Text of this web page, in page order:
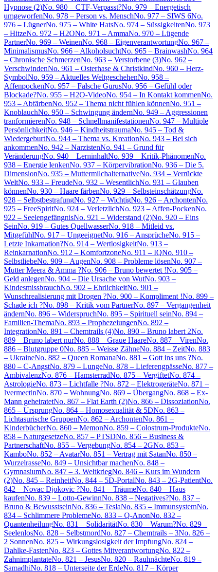
Hypnose (2)No. 980 – CTF-Verpasst?No. 979 – Energetisch
umgeworfenNo. 978 – Person vs. MenschNo. 977 – SIWS 6No.
976 – LügnerNo. 975 – White HatsNo. 974 – SüssigkeitenNo. 973
– HitzeNo. 972 – H2ONo. 971 – AmmaNo. 970 – Lügende
PartnerNo. 969 – WeinenNo. 968 – EigenverantwortungNo. 967 –
MinimalismusNo. 966 – AlkoholsuchtNo. 965 – BrainwashNo. 964
– Chronische SchmerzenNo. 963 – Verstorbene (3)No. 962 –
VerschwindenNo. 961 – Osterhase & ChristkindNo. 960 – Herz-
SymbolNo. 959 – Aktuelles WeltgeschehenNo. 958 –
AffenpockenNo. 957 – Falsche GurusNo. 956 – Gefühl oder
Blockade?No. 955 – H2O-VideoNo. 954 – In Kontakt kommenNo.
953 – AbfärbenNo. 952 – Thema nicht fühlen könnenNo. 951 –
KnoblauchNo. 950 – Schwingung ändernNo. 949 – Aggressionen
tranformierenNo. 948 – SchnellmanifestationenNo. 947 – Multiple
PersönlichkeitNo. 946 – KindheitstraumaNo. 945 – Tod &
WiedergeburtNo. 944 – Thema vs. KreationNo. 943 – Bei sich
ankommenNo. 942 – NarzistenNo. 941 – Grund für
VeränderungNo. 940 – LerninhaltNo. 939 – Kritik-PhänomenNo.
938 – Energie lenkenNo. 937 – KörpervibrationNo. 936 – Die 5.
DimensionNo. 935 – MuttermilchalternativeNo. 934 – Verrückte
WeltNo. 933 – FreudeNo. 932 – WesentlichNo. 931 – Glauben
könnenNo. 930 – Haare färbenNo. 929 – SelbsteinschätzungNo.
928 – SelbstbestrafungNo. 927 – WichtigNo. 926 – ArchontenNo.
925 – FreeSpiritNo. 924 – VerletzlichNo. 923 – Affen-PockenNo.
922 – SeelengefängnisNo. 921 – Widerstand (2)No. 920 – Eins
SeinNo. 919 – Gutes QuellwasserNo. 918 – Mitleid vs.
MitgefühlNo. 917 – UngeeignetNo. 916 – AnsprücheNo. 915 –
Letzte Inkarnation?No. 914 – WertlosigkeitNo. 913 –
ReinkarnationNo. 912 – KomfortzoneNo. 911 – IQNo. 910 –
SelbstliebeNo. 909 – AugenNo. 908 – Probleme lösenNo. 907 –
Mutter Meera & Amma ?No. 906 – Bruno bewertet !No. 905 –
Geld anlegenNo. 904 – Die Ursache von WutNo. 903 –
KindesmissbrauchNo. 902 – EhrlichkeitNo. 901 –
Wunschrealisierung mit Drogen ?No. 900 – Kompliment !No. 899 –
Schade ich ?No. 898 – Kritik vom PartnerNo. 897 – Vergangenheit
ändernNo. 896 – WiderspruchNo. 895 – Spirituell seinNo. 894 –
Familien-ThemaNo. 893 – ProphezeiungenNo. 892 –
IntegrationNo. 891 – Chemtrails (4)No. 890 – Bruno labert 2No.
889 – Bruno labert nurNo. 888 – Graue HaareNo. 887 – VirenNo.
886 – Blutgruppe 0No. 885 – Weisse ZähneNo. 884 – ZeitNo. 883
– UkraineNo. 882 – Queen RomanaNo. 881 – Gott ins uns ?No.
880 – C-AngstNo. 879 – LungeNo. 878 – LieferengpässeNo. 877 –
AmbivalenzNo. 876 – HamsterradNo. 875 – VergiftetNo. 874 –
AstrologieNo. 873 – Lichtfalle ?No. 872 – ElektrogeräteNo. 871 –
IvermectinNo. 870 – WohnungNo. 869 – ÜbergangNo. 868 – Ex-
Mann geheiratetNo. 867 – Flat Earth (2)No. 866 – DissoziationNo.
865 – UrsprungNo. 864 – Homosexualität & 5DNo. 863 –
Lichtasurische GruppenNo. 862 – ArchontenNo. 861 –
KinderbücherNo. 860 – MemonNo. 859 – Colostrum-ProdukteNo.
858 – NaturgesetzeNo. 857 – PTSDNo. 856 – Business &
PartnerschaftNo. 855 – VergebungNo. 854 – 2GNo. 853 –
KamboNo. 852 – AvatarNo. 851 – Vertrag mit SatanNo. 850 –
WurzelrasseNo. 849 – Unsichtbar machenNo. 848 –
GymnasiumNo. 847 – 3. WeltkriegNo. 846 – Kurs im Wundern
(2)No. 845 – ReinheitNo. 844 – 5D-PortalNo. 843 – 2G-PatientNo.
842 – Novac Djokovic ?No. 841 – TräumeNo. 840 – Haus
kaufenNo. 839 – Lotto-GewinnNo. 838 – Negatives?No. 837 –
Bruno & BewusstseinNo. 836 – TeslaNo. 835 – ImmunsystemNo.
834 – Schlimmere ProblemeNo. 833 – Q-AnonNo. 832 –
QuantenheilungNo. 831 – SolidaritätNo. 830 – Warum?No. 829 –
SeelenlosNo. 828 – SelbstmordNo. 827 – Chemtrails – 3No. 826 –
2 SonnenNo. 825 – Wirkungslosigkeit der ImpfungNo. 824 –
Dahlke-FastenNo. 823 – Gottes MitverantwortungNo. 822 –
ZahnimplantateNo. 821 – JesusNo. 820 – RauhnächteNo. 819 –
SamadhiNo. 818 – Unterseite der ErdeNo. 817 – Körper